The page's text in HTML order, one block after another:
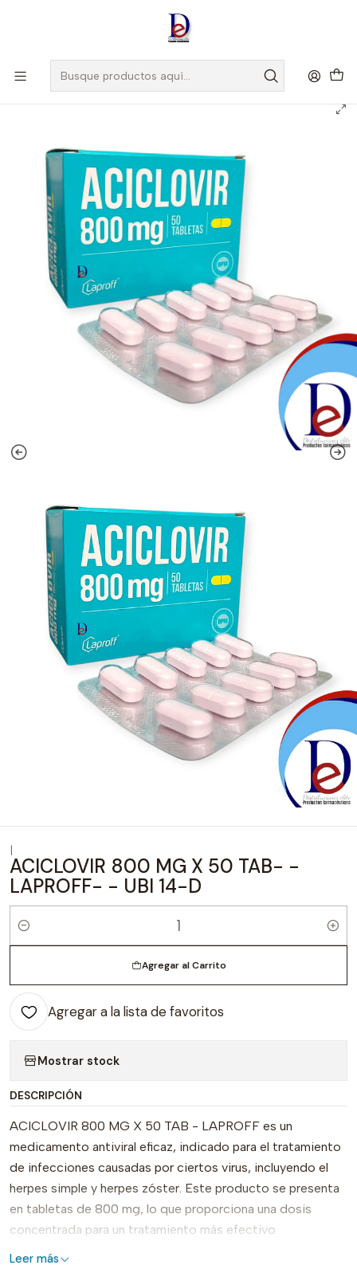
, Si eres nuevo regístrate
ACICLOVIR 800 MG X 50 TAB- - LAPROFF- - UBI 14-D
ACICLOVIR 800 MG X 50 TAB- -
LAPROFF- - UBI 14-D
Cantidad
Agregar al Carrito
Agregar a la lista de favoritos
Mostrar stock
DESCRIPCIÓN
ACICLOVIR 800 MG X 50 TAB - LAPROFF es un
medicamento antiviral eficaz, indicado para el tratamiento
de infecciones causadas por ciertos virus, incluyendo el
herpes simple y herpes zóster. Este producto se presenta
en tabletas de 800 mg, lo que proporciona una dosis
concentrada para un tratamiento más efectivo.
Destacándose por su formulación potente, ACICLOVIR de
Leer más